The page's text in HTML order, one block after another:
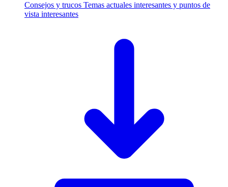
Consejos y trucos Temas actuales interesantes y puntos de
vista interesantes